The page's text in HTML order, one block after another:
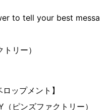
to tell your best messa
リー）
ップメント】
ピンズファクトリー）